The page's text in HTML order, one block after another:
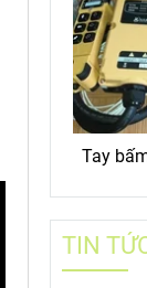
Tay
TIN